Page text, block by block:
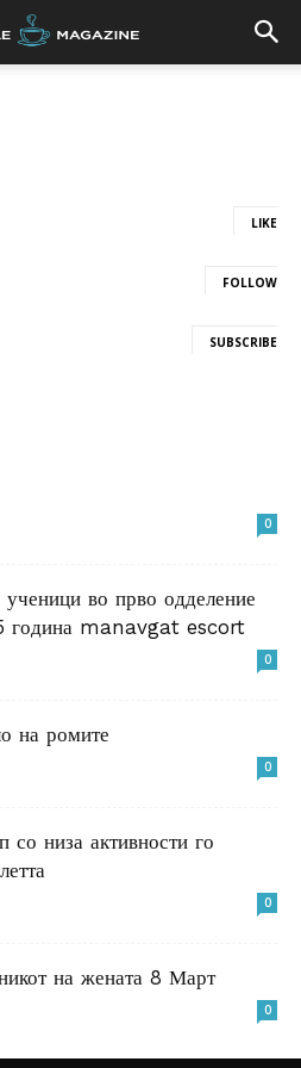
LIKE
FOLLOW
SUBSCRIBE
0
во прво одделение
година manavgat escort
0
на ромите
0
низа активности го
0
на жената 8 Март
0